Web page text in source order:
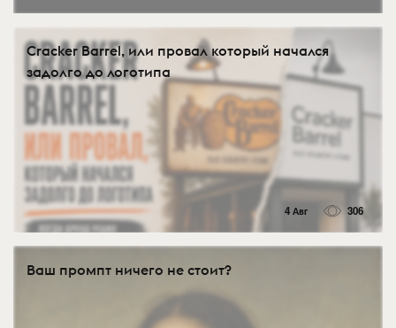
Cracker Barrel, или провал который начался
задолго до логотипа
4 Авг 306
Ваш промпт ничего не стоит?